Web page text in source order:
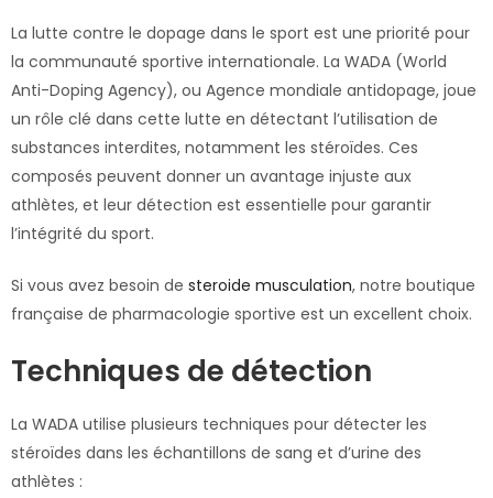
La lutte contre le dopage dans le sport est une priorité pour
la communauté sportive internationale. La WADA (World
Anti-Doping Agency), ou Agence mondiale antidopage, joue
un rôle clé dans cette lutte en détectant l’utilisation de
substances interdites, notamment les stéroïdes. Ces
composés peuvent donner un avantage injuste aux
athlètes, et leur détection est essentielle pour garantir
l’intégrité du sport.
Si vous avez besoin de steroide musculation, notre boutique
française de pharmacologie sportive est un excellent choix.
Techniques de détection
La WADA utilise plusieurs techniques pour détecter les
stéroïdes dans les échantillons de sang et d’urine des
athlètes :